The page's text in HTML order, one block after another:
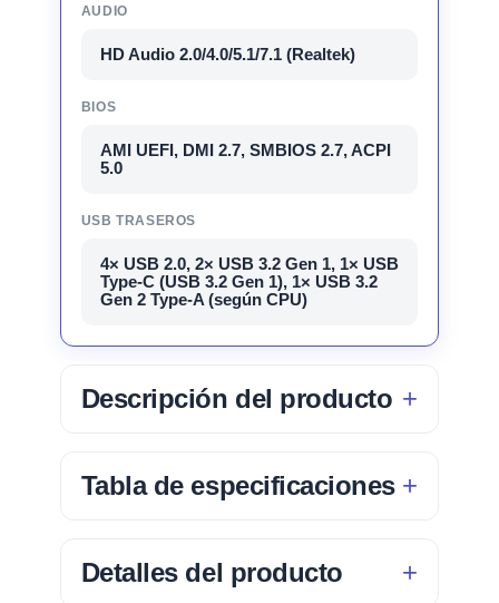
AUDIO
HD Audio 2.0/4.0/5.1/7.1 (Realtek)
BIOS
AMI UEFI, DMI 2.7, SMBIOS 2.7, ACPI
5.0
USB TRASEROS
4× USB 2.0, 2× USB 3.2 Gen 1, 1× USB
Type-C (USB 3.2 Gen 1), 1× USB 3.2
Gen 2 Type-A (según CPU)
Descripción del producto
Tabla de especificaciones
Detalles del producto